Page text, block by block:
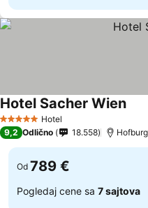
5 ZvezdiceHotel
Hotel Sacher Wien
9,2 Odlično 18.558
Od 789 €
Pogledaj cene sa 7 sajtova